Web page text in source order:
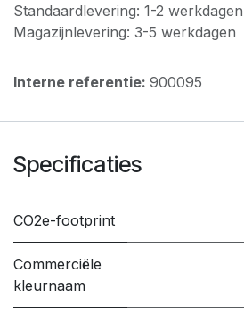
Standaardlevering: 1-2 werkdagen
Magazijnlevering: 3-5 werkdagen
Interne referentie: 900095
Specificaties
CO2e-footprint
Commerciële
kleurnaam